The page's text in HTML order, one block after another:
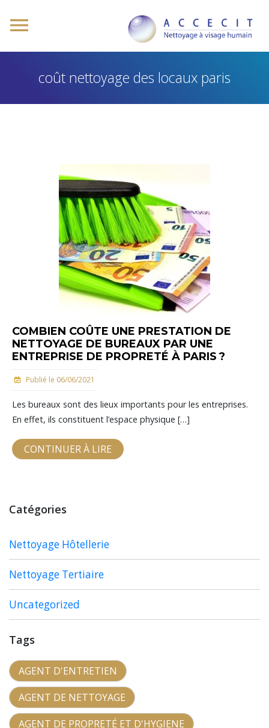
coût nettoyage des locaux paris
COMBIEN COÛTE UNE PRESTATION DE
NETTOYAGE DE BUREAUX PAR UNE
ENTREPRISE DE PROPRETÉ À PARIS ?
Publié le 06/06/2021
Les bureaux sont des lieux importants pour les entreprises.
En effet, ils constituent l’espace physique […]
CONTINUER À LIRE
Catégories
Nettoyage Hôtellerie
Nettoyage Tertiaire
Uncategorized
Tags
AGENT D'ENTRETIEN
AGENT DE NETTOYAGE
AGENT DE PROPRETÉ ET D'HYGIENE